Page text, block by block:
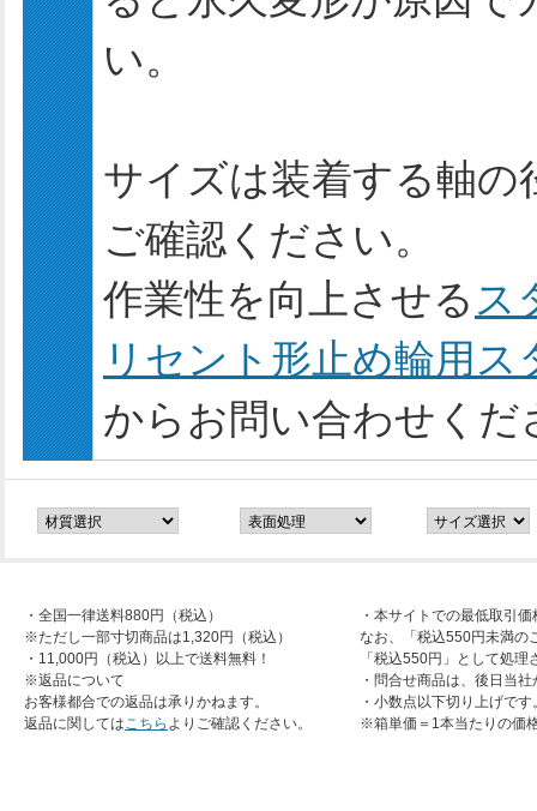
い。
サイズは装着する軸の
ご確認ください。
作業性を向上させる ス
リセント形止め輪用ス
からお問い合わせくだ
・全国一律送料880円（税込）
※ただし一部寸切商品は1,320円（税込）
・11,000円（税込）以上で送料無料！
※返品について
お客様都合での返品は承りかねます。
返品に関してはこちら よりご確認ください。
・本サイトでの最低取引
なお、「税込550円未満の
「税込550円」として処
・問合せ商品は、後日当
・小数点以下切り上げです
※箱単価＝1本当たりの価